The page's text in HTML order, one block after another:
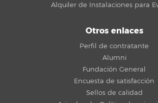
Alquiler de Instalaciones para
Otros enlaces
Perfil de contratante
Alumni
Fundación General
Encuesta de satisfacción
Sellos de calidad